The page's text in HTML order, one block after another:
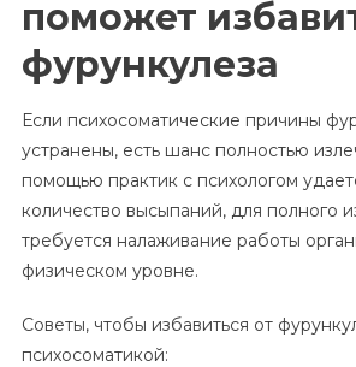
поможет
фурункулеза
Если психосоматические причины
устранены, есть шанс полностью
помощью практик с психологом
количество высыпаний, для полного
требуется налаживание работы
физическом уровне.
Советы, чтобы избавиться от
психосоматикой: